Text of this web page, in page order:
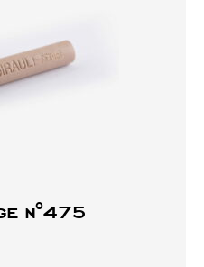
n°475